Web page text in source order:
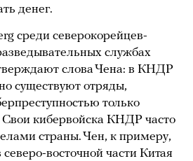
денег.
среди северокорейцев-
службах
слова Чена: в КНДР
существуют отряды,
только
Свои кибервойска КНДР часто
страны. Чен, к примеру,
северо-восточной части Китая